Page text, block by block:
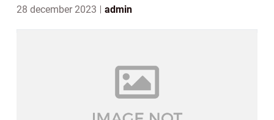
28 december 2023 admin